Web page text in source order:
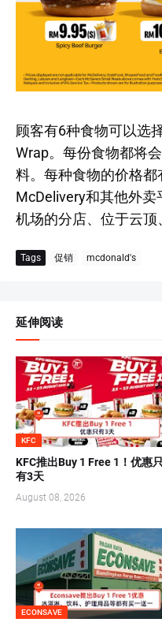
顾客有6种食物可以选
Wrap。每份食物都将
料。每种食物的价格
McDelivery和其他外
机场的分店、位于云顶
Tags 促销 mcdonald's
延伸阅读
KFC
KFC推出Buy 1 Free 1！优惠只
有3天
August 08, 2026
ECONSAVE